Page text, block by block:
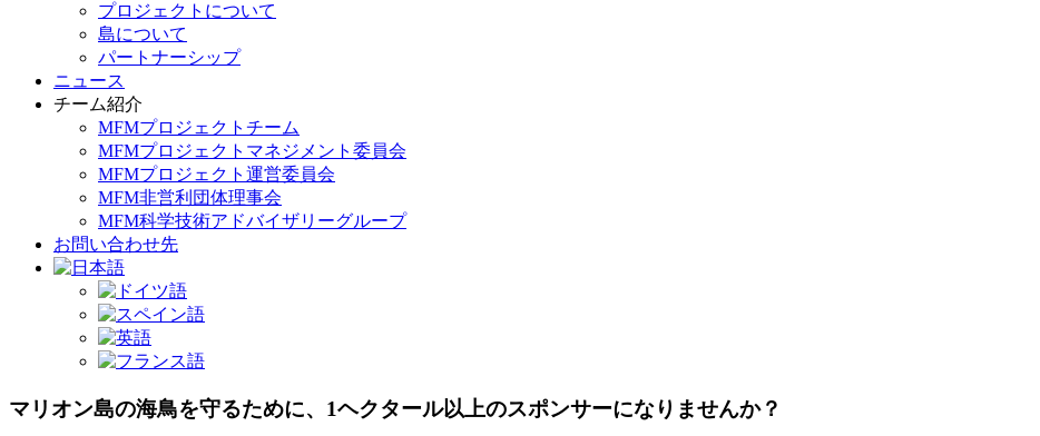
プロジェクトについて
島について
パートナーシップ
ニュース
チーム紹介
MFMプロジェクトチーム
MFMプロジェクトマネジメント委員会
MFMプロジェクト運営委員会
MFM非営利団体理事会
MFM科学技術アドバイザリーグループ
お問い合わせ先
マリオン島の海鳥を守るために、1ヘクタール以上のスポンサーになりませんか？